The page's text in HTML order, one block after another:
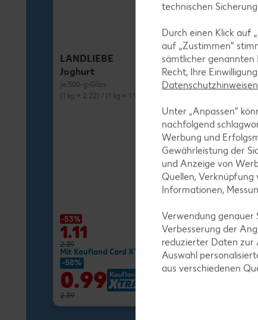
LANDLIEBE
Joghurt
je 500-g-Glas
(1 kg = 2.22) / (1 kg = 1.98)**
-53%
1.11
2.39
Mit Kaufland Card XTRA **
-58%
0.99
2.39
MILRAM
je 750-g-Fl.
-27%
1.29
1.79
Mit Kaufland
-37%
1.11
technischen
Durch einen Klick auf
auf „Zustimmen“
sämtlicher genannten
Recht, Ihre
Datenschutzhinweisen
Unter „Anpassen“
nachfolgend
Werbung und
Gewährleistung der
und Anzeige von
Quellen,
Informationen,
Verwendung genauer
Verbesserung der
reduzierter Daten zur
Auswahl
aus verschiedenen